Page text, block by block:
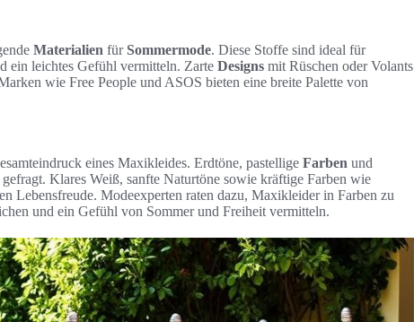
Materialien fürSommermode. Diese Stoffe sind ideal für
ein leichtes Gefühl vermitteln. Zarte Designs mit Rüschen oder Volants
wie Free People und ASOS bieten eine breite Palette von
eines Maxikleides. Erdtöne, pastellige Farben und
Klares Weiß, sanfte Naturtöne sowie kräftige Farben wie
Lebensfreude. Modeexperten raten dazu, Maxikleider in Farben zu
und ein Gefühl von Sommer und Freiheit vermitteln.